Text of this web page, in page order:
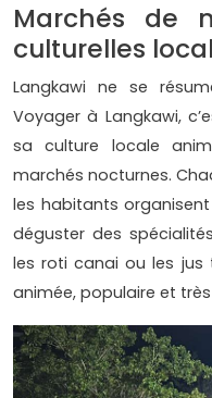
Marchés de
culturelles
Langkawi ne se
Voyager à Langkawi,
sa culture locale
marchés nocturnes.
les habitants
déguster des
les roti canai ou les jus
animée, populaire et